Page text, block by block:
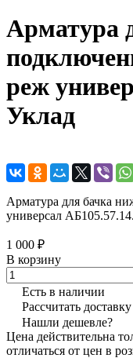
Арматура
реж
Уклад
Арматура для бачка
универсал
1 000 ₽
В корзину
Есть в наличии
Рассчитать доставку
Нашли дешевле?
Цена действительна
отличаться от цен в